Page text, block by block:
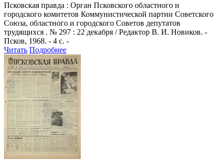
Псковская правда : Орган Псковского областного и
городского комитетов Коммунистической партии Советского
Союза, областного и городского Советов депутатов
трудящихся . № 297 : 22 декабря / Редактор В. И. Новиков. -
Псков, 1968. - 4 с. -
Читать Подробнее